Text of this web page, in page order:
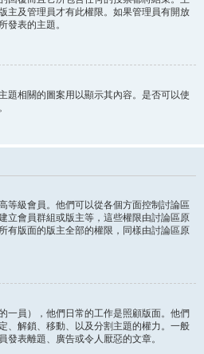
主及管理員才有此權限。如果管理員有開放
發表的主題。
題相關的圖案用以顯示其內容。是否可以使
等級會員。他們可以從各個方面控制討論區
立會員群組或版主等，這些權限由討論區原
有版面的版主全部的權限，同樣由討論區原
一員），他們日常的工作是照顧版面。他們
、解鎖、移動、以及分割主題的權力。一般
表離題、廣告或令人厭惡的文章。